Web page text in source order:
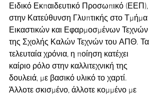
Ειδικό Εκπαιδευτικό Προσωπικό (ΕΕΠ),
στην Κατεύθυνση Γλυπτικής στο Τμήμα
Εικαστικών και Εφαρμοσμένων Τεχνών
της Σχολής Καλών Τεχνών του ΑΠΘ. Τα
τελευταία χρόνια, η ποίηση κατέχει
καίριο ρόλο στην καλλιτεχνική της
δουλειά, με βασικό υλικό το χαρτί.
Άλλοτε σκισμένο, άλλοτε κομμένο με